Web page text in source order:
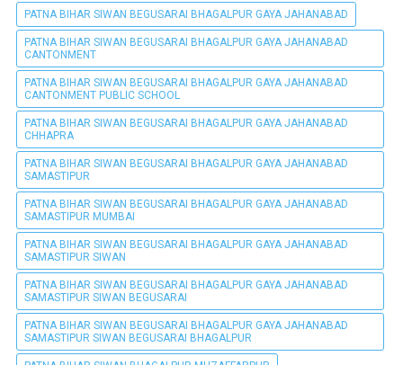
PATNA BIHAR SIWAN BEGUSARAI BHAGALPUR GAYA JAHANABAD
PATNA BIHAR SIWAN BEGUSARAI BHAGALPUR GAYA JAHANABAD
CANTONMENT
PATNA BIHAR SIWAN BEGUSARAI BHAGALPUR GAYA JAHANABAD
CANTONMENT PUBLIC SCHOOL
PATNA BIHAR SIWAN BEGUSARAI BHAGALPUR GAYA JAHANABAD
CHHAPRA
PATNA BIHAR SIWAN BEGUSARAI BHAGALPUR GAYA JAHANABAD
SAMASTIPUR
PATNA BIHAR SIWAN BEGUSARAI BHAGALPUR GAYA JAHANABAD
SAMASTIPUR MUMBAI
PATNA BIHAR SIWAN BEGUSARAI BHAGALPUR GAYA JAHANABAD
SAMASTIPUR SIWAN
PATNA BIHAR SIWAN BEGUSARAI BHAGALPUR GAYA JAHANABAD
SAMASTIPUR SIWAN BEGUSARAI
PATNA BIHAR SIWAN BEGUSARAI BHAGALPUR GAYA JAHANABAD
SAMASTIPUR SIWAN BEGUSARAI BHAGALPUR